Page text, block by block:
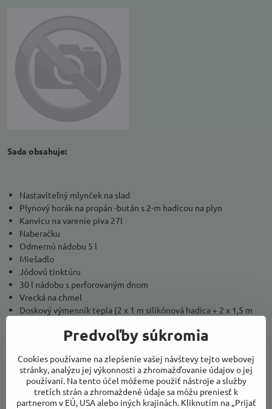
Sada obsahuje:
Nastaviteľný mlynček na slad
Plynový horák na propán -bután s 2-m hadicou na plyn
Kanvicu na varenie piva 27l
Naberačku
Odmernú nádobu 5 l
Miešadlo
Jódovú tinktúru
30 l nádobu s perforovaným dnom
Vrecká na chmel
Doskový výmenník tepla (2 x 1 m silikónová hadica + 2 x 1,5 m
Fermentačnú nádobu 30l s výpúšťacím ventilom
Hustomer +odmerný valec
Korunkový uzatvárač
Chemipro OXI čistiaci prostriedok
100 korunkových uzáverov
Predvoľby súkromia
Cookies používame na zlepšenie vašej návštevy tejto webovej
stránky, analýzu jej výkonnosti a zhromažďovanie údajov o jej
používaní. Na tento účel môžeme použiť nástroje a služby
tretích strán a zhromaždené údaje sa môžu preniesť k
partnerom v EÚ, USA alebo iných krajinách. Kliknutím na „Prijať